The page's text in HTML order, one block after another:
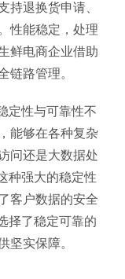
持退换货申请、
性能稳定，处理
鲜电商企业借助
链路管理。
定性与可靠性不
能够在各种复杂
问还是大数据处
种强大的稳定性
客户数据的安全
择了稳定可靠的
坚实保障。